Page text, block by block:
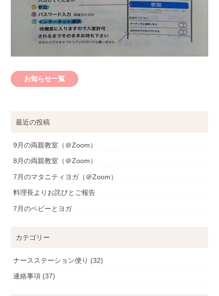
お知らせ一覧
最近の投稿
9月の両親教室（＠Zoom）
8月の両親教室（＠Zoom）
7月のマタニティヨガ（＠Zoom）
料理長よりお詫びとご報告
7月のベビーとヨガ
カテゴリー
ナースステーション便り (32)
連絡事項 (37)